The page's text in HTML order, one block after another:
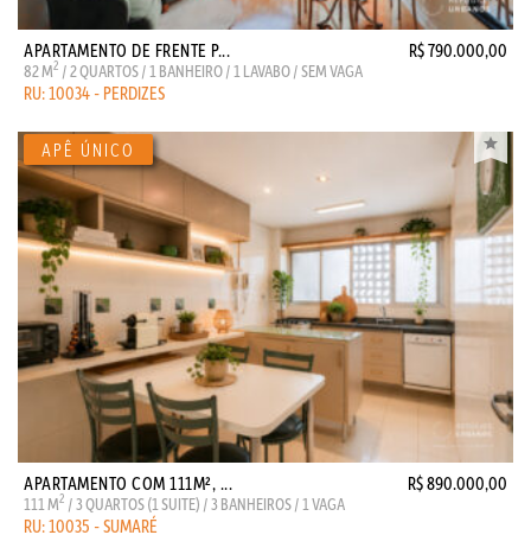
APARTAMENTO DE FRENTE P... R$ 790.000,00
82 M2 / 2 QUARTOS / 1 BANHEIRO / 1 LAVABO / SEM VAGA
RU: 10034 - PERDIZES
APARTAMENTO COM 111M², ... R$ 890.000,00
111 M2 / 3 QUARTOS (1 SUITE) / 3 BANHEIROS / 1 VAGA
RU: 10035 - SUMARÉ